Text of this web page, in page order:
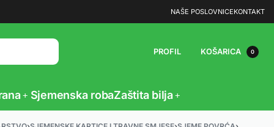
NAŠE POSLOVNICEKONTAKT
PROFIL KOŠARICA 0
Sjemenska robaZaštita bilja